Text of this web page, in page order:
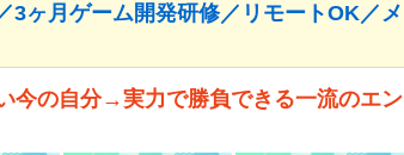
3ヶ月ゲーム開発研修／リモートOK／メ
今の自分→実力で勝負できる一流のエン